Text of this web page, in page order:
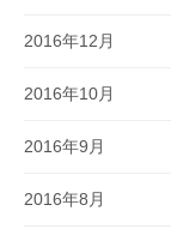
2016年12月
2016年10月
2016年9月
2016年8月